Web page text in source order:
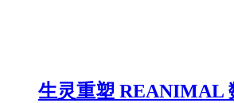
生灵重塑 REANIMAL